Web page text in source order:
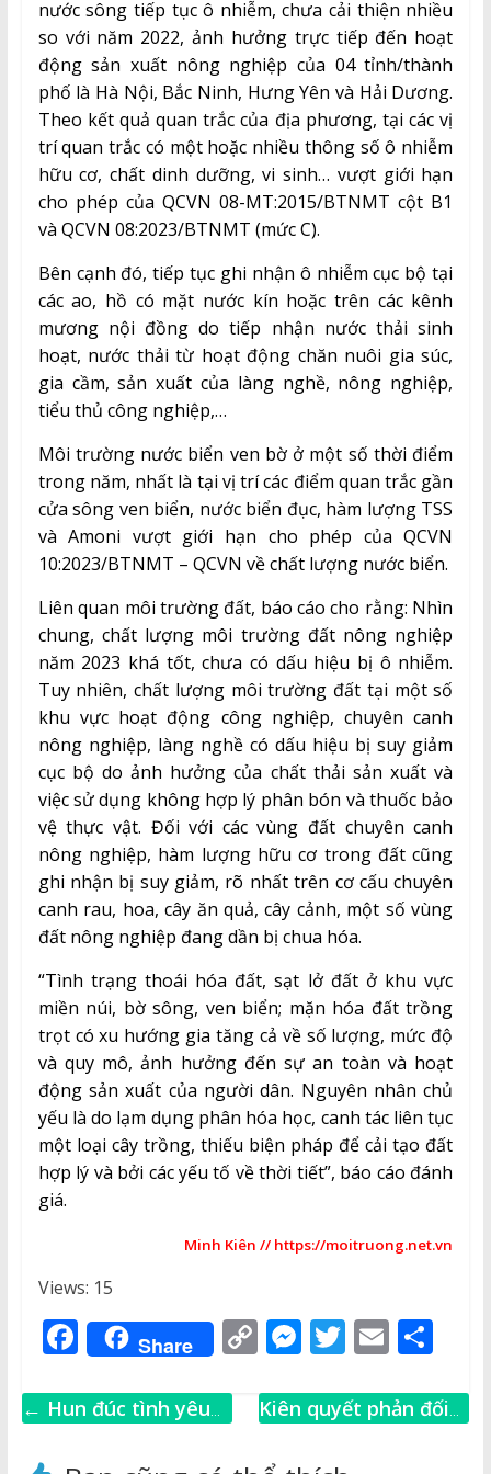
nước sông tiếp tục ô nhiễm, chưa cải thiện nhiều
so với năm 2022, ảnh hưởng trực tiếp đến hoạt
động sản xuất nông nghiệp của 04 tỉnh/thành
phố là Hà Nội, Bắc Ninh, Hưng Yên và Hải Dương.
Theo kết quả quan trắc của địa phương, tại các vị
trí quan trắc có một hoặc nhiều thông số ô nhiễm
hữu cơ, chất dinh dưỡng, vi sinh… vượt giới hạn
cho phép của QCVN 08-MT:2015/BTNMT cột B1
và QCVN 08:2023/BTNMT (mức C).
Bên cạnh đó, tiếp tục ghi nhận ô nhiễm cục bộ tại
các ao, hồ có mặt nước kín hoặc trên các kênh
mương nội đồng do tiếp nhận nước thải sinh
hoạt, nước thải từ hoạt động chăn nuôi gia súc,
gia cầm, sản xuất của làng nghề, nông nghiệp,
tiểu thủ công nghiệp,…
Môi trường nước biển ven bờ ở một số thời điểm
trong năm, nhất là tại vị trí các điểm quan trắc gần
cửa sông ven biển, nước biển đục, hàm lượng TSS
và Amoni vượt giới hạn cho phép của QCVN
10:2023/BTNMT – QCVN về chất lượng nước biển.
Liên quan môi trường đất, báo cáo cho rằng: Nhìn
chung, chất lượng môi trường đất nông nghiệp
năm 2023 khá tốt, chưa có dấu hiệu bị ô nhiễm.
Tuy nhiên, chất lượng môi trường đất tại một số
khu vực hoạt động công nghiệp, chuyên canh
nông nghiệp, làng nghề có dấu hiệu bị suy giảm
cục bộ do ảnh hưởng của chất thải sản xuất và
việc sử dụng không hợp lý phân bón và thuốc bảo
vệ thực vật. Đối với các vùng đất chuyên canh
nông nghiệp, hàm lượng hữu cơ trong đất cũng
ghi nhận bị suy giảm, rõ nhất trên cơ cấu chuyên
canh rau, hoa, cây ăn quả, cây cảnh, một số vùng
đất nông nghiệp đang dần bị chua hóa.
“Tình trạng thoái hóa đất, sạt lở đất ở khu vực
miền núi, bờ sông, ven biển; mặn hóa đất trồng
trọt có xu hướng gia tăng cả về số lượng, mức độ
và quy mô, ảnh hưởng đến sự an toàn và hoạt
động sản xuất của người dân. Nguyên nhân chủ
yếu là do lạm dụng phân hóa học, canh tác liên tục
một loại cây trồng, thiếu biện pháp để cải tạo đất
hợp lý và bởi các yếu tố về thời tiết”, báo cáo đánh
giá.
Minh Kiên // https://moitruong.net.vn
Views: 15
F
a
c
Share C
p
M
ss
T
it
E
ai
S
ar
← Hun đúc tình yêu
Kiên quyết phản đối